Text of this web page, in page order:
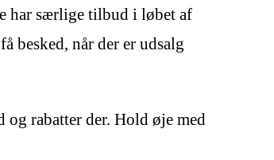
har særlige tilbud i løbet af
besked, når der er udsalg
rabatter der. Hold øje med